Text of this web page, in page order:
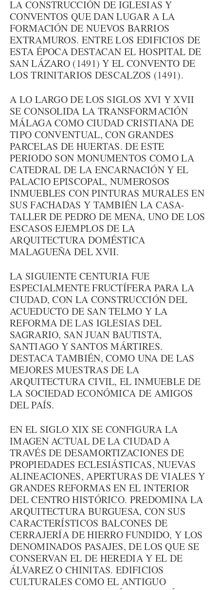
LA CONSTRUCCIÓN DE IGLESIAS Y
CONVENTOS QUE DAN LUGAR A LA
FORMACIÓN DE NUEVOS BARRIOS
EXTRAMUROS. ENTRE LOS EDIFICIOS DE
ESTA ÉPOCA DESTACAN EL HOSPITAL DE
SAN LÁZARO (1491) Y EL CONVENTO DE
LOS TRINITARIOS DESCALZOS (1491).
A LO LARGO DE LOS SIGLOS XVI Y XVII
SE CONSOLIDA LA TRANSFORMACIÓN
MÁLAGA COMO CIUDAD CRISTIANA DE
TIPO CONVENTUAL, CON GRANDES
PARCELAS DE HUERTAS. DE ESTE
PERIODO SON MONUMENTOS COMO LA
CATEDRAL DE LA ENCARNACIÓN Y EL
PALACIO EPISCOPAL, NUMEROSOS
INMUEBLES CON PINTURAS MURALES EN
SUS FACHADAS Y TAMBIÉN LA CASA-
TALLER DE PEDRO DE MENA, UNO DE LOS
ESCASOS EJEMPLOS DE LA
ARQUITECTURA DOMÉSTICA
MALAGUEÑA DEL XVII.
LA SIGUIENTE CENTURIA FUE
ESPECIALMENTE FRUCTÍFERA PARA LA
CIUDAD, CON LA CONSTRUCCIÓN DEL
ACUEDUCTO DE SAN TELMO Y LA
REFORMA DE LAS IGLESIAS DEL
SAGRARIO, SAN JUAN BAUTISTA,
SANTIAGO Y SANTOS MÁRTIRES.
DESTACA TAMBIÉN, COMO UNA DE LAS
MEJORES MUESTRAS DE LA
ARQUITECTURA CIVIL, EL INMUEBLE DE
LA SOCIEDAD ECONÓMICA DE AMIGOS
DEL PAÍS.
EN EL SIGLO XIX SE CONFIGURA LA
IMAGEN ACTUAL DE LA CIUDAD A
TRAVÉS DE DESAMORTIZACIONES DE
PROPIEDADES ECLESIÁSTICAS, NUEVAS
ALINEACIONES, APERTURAS DE VIALES Y
GRANDES REFORMAS EN EL INTERIOR
DEL CENTRO HISTÓRICO. PREDOMINA LA
ARQUITECTURA BURGUESA, CON SUS
CARACTERÍSTICOS BALCONES DE
CERRAJERÍA DE HIERRO FUNDIDO, Y LOS
DENOMINADOS PASAJES, DE LOS QUE SE
CONSERVAN EL DE HEREDIA Y EL DE
ÁLVAREZ O CHINITAS. EDIFICIOS
CULTURALES COMO EL ANTIGUO